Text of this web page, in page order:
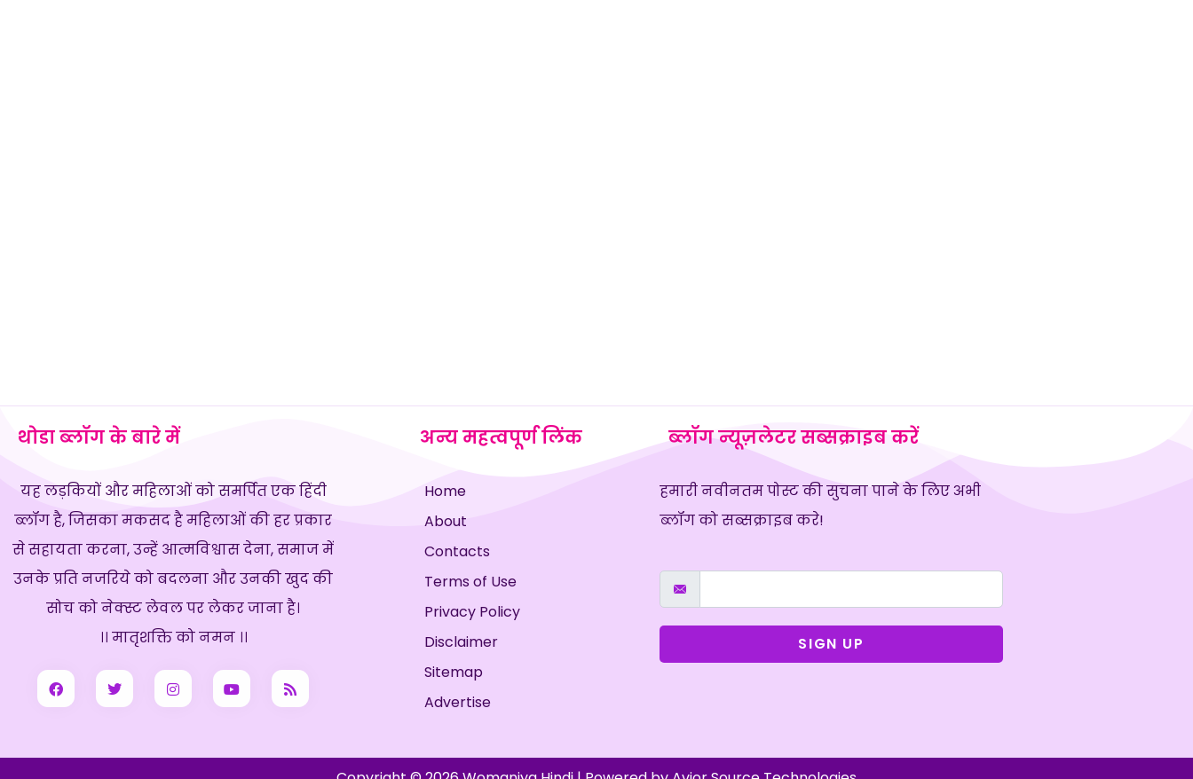
थोडा ब्लॉग के बारे में
यह लड़कियों और महिलाओं को समर्पित एक हिंदी
ब्लॉग है, जिसका मकसद है महिलाओं की हर प्रकार
से सहायता करना, उन्हें आत्मविश्वास देना, समाज में
उनके प्रति नजरिये को बदलना और उनकी खुद की
सोच को नेक्स्ट लेवल पर लेकर जाना है।
।। मातृशक्ति को नमन ।।
अन्य महत्वपूर्ण लिंक
Home
About
Contacts
Terms of Use
Privacy Policy
Disclaimer
Sitemap
Advertise
ब्लॉग न्यूज़लेटर सब्सक्राइब करें
हमारी नवीनतम पोस्ट की सुचना पाने के लिए अभी
ब्लॉग को सब्सक्राइब करे!
SIGN UP